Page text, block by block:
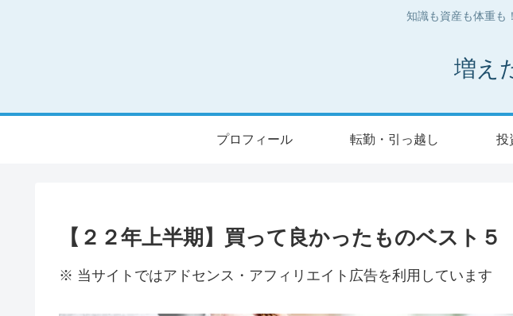
知識も資産も体重も
増え
プロフィール 転勤・引っ越し 投
【２２年上半期】買って良かったものベスト５
※ 当サイトではアドセンス・アフィリエイト広告を利用しています